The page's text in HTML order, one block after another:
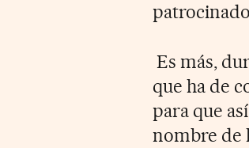
Es más,
que ha de
para que
nombre de